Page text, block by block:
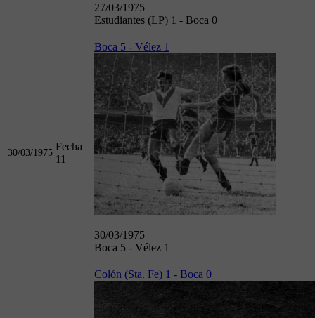
27/03/1975
Estudiantes (LP) 1 - Boca 0
30/03/1975
Fecha
11
Boca 5 - Vélez 1
30/03/1975
Boca 5 - Vélez 1
Colón (Sta. Fe) 1 - Boca 0